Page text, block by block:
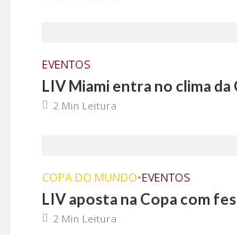
EVENTOS
LIV Miami entra no clima
2 Min Leitura
COPA DO MUNDO•EVENTOS
LIV aposta na Copa com
2 Min Leitura